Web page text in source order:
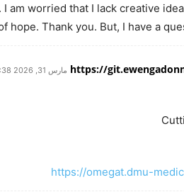
am worried that I lack creative
hope. Thank you. But, I have a
https:// مارس 31, 2026 At 7:38 م
https://omegat.dmu-